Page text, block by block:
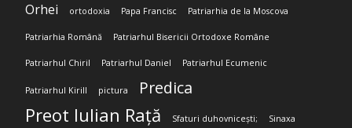
Orhei ortodoxia Papa Francisc Patriarhia de la Moscova
Patriarhia Română Patriarhul Bisericii Ortodoxe Române
Patriarhul Chiril Patriarhul Daniel Patriarhul Ecumenic
Patriarhul Kirill pictura Predica
Preot Iulian Rață Sfaturi duhovnicești; Sinaxa